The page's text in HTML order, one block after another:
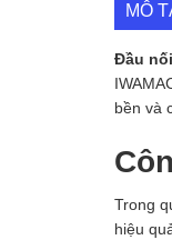
MÔ
Đầu
bền và
Trong
hiệu